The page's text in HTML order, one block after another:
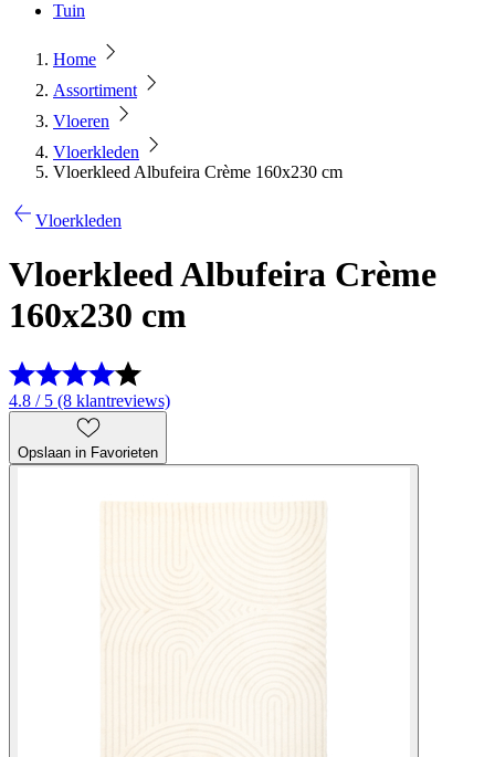
Tuin
Home
Assortiment
Vloeren
Vloerkleden
Vloerkleed Albufeira Crème 160x230 cm
Vloerkleden
Vloerkleed Albufeira Crème
160x230 cm
4.8 / 5 (8 klantreviews)
Opslaan in Favorieten